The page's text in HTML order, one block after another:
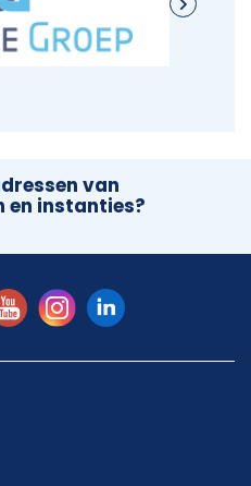
van
en instanties?